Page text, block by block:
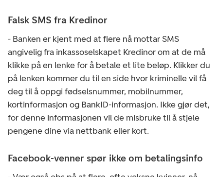
Falsk SMS fra Kredinor
- Banken er kjent med at flere nå mottar SMS
angivelig fra inkassoselskapet Kredinor om at de må
klikke på en lenke for å betale et lite beløp. Klikker du
på lenken kommer du til en side hvor kriminelle vil få
deg til å oppgi fødselsnummer, mobilnummer,
kortinformasjon og BankID-informasjon. Ikke gjør det,
for denne informasjonen vil de misbruke til å stjele
pengene dine via nettbank eller kort.
Facebook-venner spør ikke om betalingsinfo